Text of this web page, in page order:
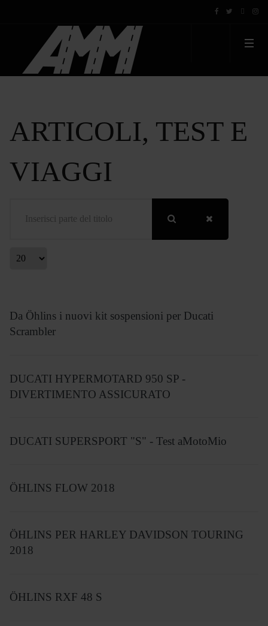
ARTICOLI, TEST E
VIAGGI
Visualizza #
Da Öhlins i nuovi kit sospensioni per Ducati
Scrambler
DUCATI HYPERMOTARD 950 SP -
DIVERTIMENTO ASSICURATO
DUCATI SUPERSPORT "S" - Test aMotoMio
ÖHLINS FLOW 2018
ÖHLINS PER HARLEY DAVIDSON TOURING
2018
ÖHLINS RXF 48 S